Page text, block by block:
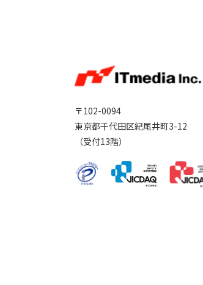
〒102-0094
東京都千代田区紀尾井町3-12
（受付13階）